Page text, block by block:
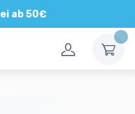
ab 50€